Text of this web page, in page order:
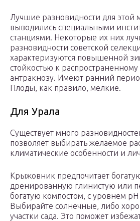
Лучшие разновидности для этой
выводились специальными
станциями. Некоторые их них
разновидности советской
характеризуются повышенной
стойкостью к
антракнозу. Имеют ранний
Плоды, как правило, мелкие.
Для Урала
Существует много
позволяет выбирать желаемое
климатические особенности и
Крыжовник предпочитает
дренированную глинистую или
богатую компостом, с уровнем рН
Выбирайте солнечные, либо
участки сада. Это поможет